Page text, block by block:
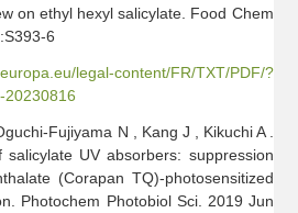
on ethyl hexyl salicylate. Food Chem
6
legal-content/FR/TXT/PDF/?
20230816
Fujiyama N , Kang J , Kikuchi A .
UV absorbers: suppression
(Corapan TQ)-photosensitized
Photochem Photobiol Sci. 2019 Jun